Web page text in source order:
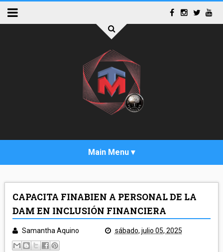
SALUD
CAPACITA FINABIEN A PERSONAL DE LA
DAM EN INCLUSIÓN FINANCIERA
Samantha Aquino sábado, julio 05, 2025